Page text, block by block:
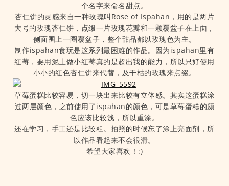
个名字来命名甜点。
杏仁饼的灵感来自一种玫瑰叫Rose of Ispahan，用的是两片
大号的玫瑰杏仁饼，点缀一片玫瑰花瓣和一颗覆盆子在上面，
侧面围上一圈覆盆子，整个甜品都以玫瑰色为主。
制作ispahan食玩是这系列最困难的作品。因为ispahan里有
红莓，要用泥土做小红莓真的是超出我的能力，所以只好使用
小小的红色杏仁饼来代替，及干枯的玫瑰来点缀。
草莓蛋糕比较容易，切一块出来比较有立体感。其实这蛋糕涂
过两层颜色，之前使用了ispahan的颜色，可是草莓蛋糕的颜
色应该比较浅，所以重涂。
还在学习，手工还是比较粗。拍照的时候忘了涂上亮面剂，所
以作品看起来不会很滑。
希望大家喜欢！:)